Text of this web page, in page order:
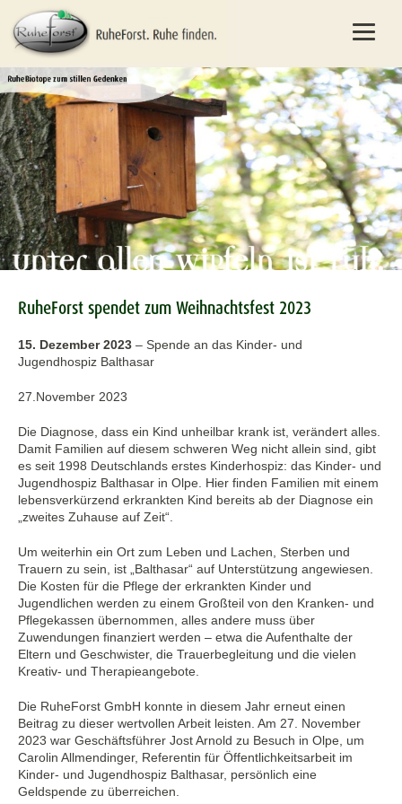
RuheForst spendet zum Weihnachtsfest 2023
15. Dezember 2023 – Spende an das Kinder- und
Jugendhospiz Balthasar
27.November 2023
Die Diagnose, dass ein Kind unheilbar krank ist, verändert alles.
Damit Familien auf diesem schweren Weg nicht allein sind, gibt
es seit 1998 Deutschlands erstes Kinderhospiz: das Kinder- und
Jugendhospiz Balthasar in Olpe. Hier finden Familien mit einem
lebensverkürzend erkrankten Kind bereits ab der Diagnose ein
„zweites Zuhause auf Zeit“.
Um weiterhin ein Ort zum Leben und Lachen, Sterben und
Trauern zu sein, ist „Balthasar“ auf Unterstützung angewiesen.
Die Kosten für die Pflege der erkrankten Kinder und
Jugendlichen werden zu einem Großteil von den Kranken- und
Pflegekassen übernommen, alles andere muss über
Zuwendungen finanziert werden – etwa die Aufenthalte der
Eltern und Geschwister, die Trauerbegleitung und die vielen
Kreativ- und Therapieangebote.
Die RuheForst GmbH konnte in diesem Jahr erneut einen
Beitrag zu dieser wertvollen Arbeit leisten. Am 27. November
2023 war Geschäftsführer Jost Arnold zu Besuch in Olpe, um
Carolin Allmendinger, Referentin für Öffentlichkeitsarbeit im
Kinder- und Jugendhospiz Balthasar, persönlich eine
Geldspende zu überreichen.